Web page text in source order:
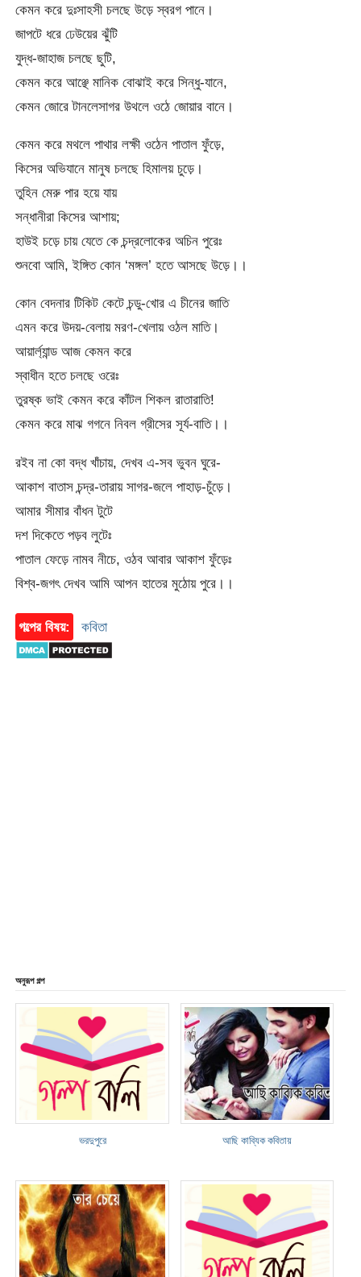
কেমন করে দুঃসাহসী চলছে উড়ে স্বরগ পানে।
জাপটে ধরে ঢেউয়ের ঝুঁটি
যুদ্ধ-জাহাজ চলছে ছুটি,
কেমন করে আঞ্ছে মানিক বোঝাই করে সিন্ধু-যানে,
কেমন জোরে টানলেসাগর উথলে ওঠে জোয়ার বানে।
কেমন করে মথলে পাথার লক্ষী ওঠেন পাতাল ফুঁড়ে,
কিসের অভিযানে মানুষ চলছে হিমালয় চুড়ে।
তুহিন মেরু পার হয়ে যায়
সন্ধানীরা কিসের আশায়;
হাউই চড়ে চায় যেতে কে চন্দ্রলোকের অচিন পুরেঃ
শুনবো আমি, ইঙ্গিত কোন ‘মঙ্গল’ হতে আসছে উড়ে।।
কোন বেদনার টিকিট কেটে চন্ডু-খোর এ চীনের জাতি
এমন করে উদয়-বেলায় মরণ-খেলায় ওঠল মাতি।
আয়ার্ল্যান্ড আজ কেমন করে
স্বাধীন হতে চলছে ওরেঃ
তুরষ্ক ভাই কেমন করে কাঁটল শিকল রাতারাতি!
কেমন করে মাঝ গগনে নিবল গ্রীসের সূর্য-বাতি।।
রইব না কো বদ্ধ খাঁচায়, দেখব এ-সব ভুবন ঘুরে-
আকাশ বাতাস চন্দ্র-তারায় সাগর-জলে পাহাড়-চুঁড়ে।
আমার সীমার বাঁধন টুটে
দশ দিকেতে পড়ব লুটেঃ
পাতাল ফেড়ে নামব নীচে, ওঠব আবার আকাশ ফুঁড়েঃ
বিশ্ব-জগৎ দেখব আমি আপন হাতের মুঠোয় পুরে।।
গল্পের বিষয়: কবিতা
অনুরূপ গল্প
ভরদুপুরে আছি কাব্যিক কবিতায়